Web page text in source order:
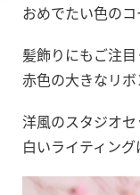
おめでたい色の
髪飾りにもご注
赤色の大きなリ
洋風のスタジオ
白いライティン